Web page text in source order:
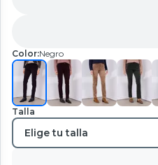
Color:Negro
Talla